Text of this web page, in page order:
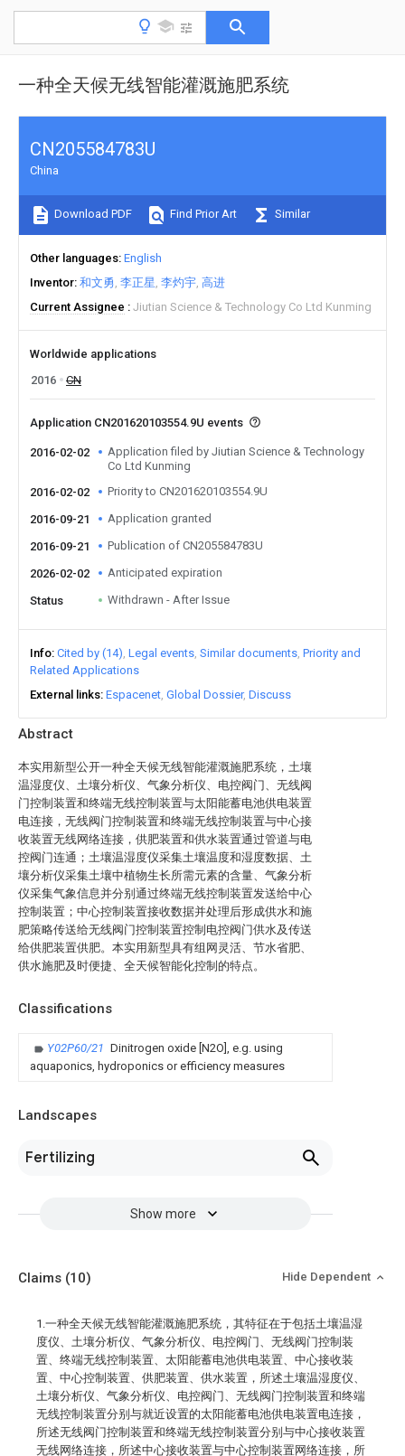
一种全天候无线智能灌溉施肥系统
Abstract
本实用新型公开一种全天候无线智能灌溉施肥系统，土壤
温湿度仪、土壤分析仪、气象分析仪、电控阀门、无线阀
门控制装置和终端无线控制装置与太阳能蓄电池供电装置
电连接，无线阀门控制装置和终端无线控制装置与中心接
收装置无线网络连接，供肥装置和供水装置通过管道与电
控阀门连通；土壤温湿度仪采集土壤温度和湿度数据、土
壤分析仪采集土壤中植物生长所需元素的含量、气象分析
仪采集气象信息并分别通过终端无线控制装置发送给中心
控制装置；中心控制装置接收数据并处理后形成供水和施
肥策略传送给无线阀门控制装置控制电控阀门供水及传送
给供肥装置供肥。本实用新型具有组网灵活、节水省肥、
供水施肥及时便捷、全天候智能化控制的特点。
Classifications
Y02P60/21 Dinitrogen oxide [N2O], e.g. using
aquaponics, hydroponics or efficiency measures
Landscapes
Fertilizing
Show more
CN205584783U
China
Download PDF Find Prior Art Similar
Other languages English
Inventor 和文勇 李正星 李灼宇 高进
Current Assignee
Jiutian Science & Technology Co Ltd Kunming
Worldwide applications
2016
CN
Application CN201620103554.9U events
2016-02-02
Application filed by Jiutian Science & Technology
Co Ltd Kunming
2016-02-02
Priority to CN201620103554.9U
2016-09-21 Application granted
2016-09-21 Publication of CN205584783U
2026-02-02 Anticipated expiration
Status Withdrawn - After Issue
Info Cited by (14) Legal events Similar documents Priority and
Related Applications
External links Espacenet Global Dossier Discuss
Claims (10) Hide Dependent
1.一种全天候无线智能灌溉施肥系统，其特征在于包括土壤温湿
度仪、土壤分析仪、气象分析仪、电控阀门、无线阀门控制装
置、终端无线控制装置、太阳能蓄电池供电装置、中心接收装
置、中心控制装置、供肥装置、供水装置，所述土壤温湿度仪、
土壤分析仪、气象分析仪、电控阀门、无线阀门控制装置和终端
无线控制装置分别与就近设置的太阳能蓄电池供电装置电连接，
所述无线阀门控制装置和终端无线控制装置分别与中心接收装置
无线网络连接，所述中心接收装置与中心控制装置网络连接，所